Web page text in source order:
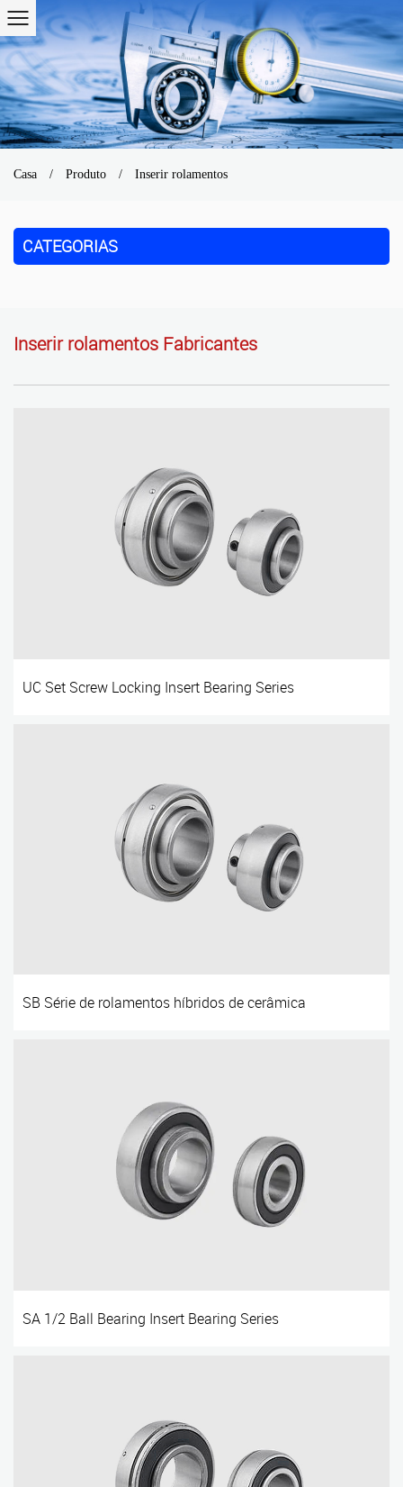
Casa / Produto / Inserir rolamentos
CATEGORIAS
Inserir rolamentos Fabricantes
UC Set Screw Locking Insert Bearing Series
SB Série de rolamentos híbridos de cerâmica
SA 1/2 Ball Bearing Insert Bearing Series